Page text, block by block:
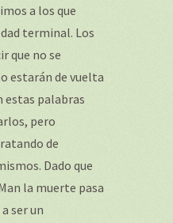
a los que
terminal. Los
que no se
estarán de vuelta
estas palabras
pero
de
Dado que
la muerte pasa
ser un